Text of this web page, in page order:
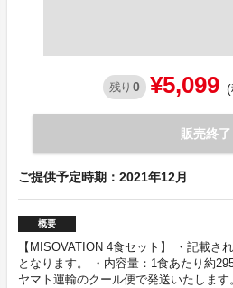
残り 0 ¥5,099 (
販売終了
ご提供予定時期：2021年12月
概要
【MISOVATION 4食セット】 ・記載さ
となります。 ・内容量：1食あたり約
ヤマト運輸のクール便で発送いたしま